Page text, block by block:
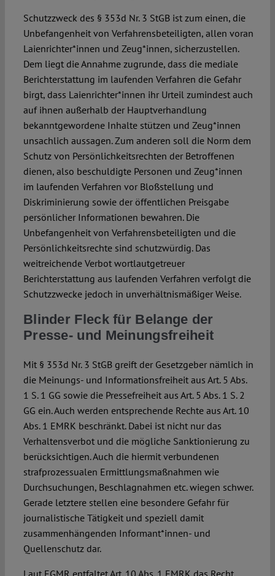
Schutzzweck des § 353d Nr. 3 StGB ist zum einen, die
Unbefangenheit von Verfahrensbeteiligten, allen voran
Laienrichter*innen und Zeug*innen, sicherzustellen.
Dem liegt die Annahme zugrunde, dass die mediale
Berichterstattung im laufenden Verfahren die Gefahr
birgt, dass Laienrichter*innen ihr Urteil zumindest auch
auf ihnen außerhalb der Hauptverhandlung
bekanntgewordene Inhalte stützen und Zeug*innen
unsachlich aussagen. Zum anderen soll die Norm dem
Schutz von Persönlichkeitsrechten der Betroffenen
dienen, also beschuldigte Personen und Zeug*innen
im laufenden Verfahren vor Bloßstellung und
Diskriminierung sowie der öffentlichen Preisgabe
persönlicher Informationen bewahren. Die
Unbefangenheit von Verfahrensbeteiligten und die
Persönlichkeitsrechte sind schutzwürdig. Das
weitreichende Verbot wortlautgetreuer
Berichterstattung aus laufenden Verfahren verfolgt die
Schutzzwecke jedoch in unverhältnismäßiger Weise.
Blinder Fleck für Belange der
Presse- und Meinungsfreiheit
Mit § 353d Nr. 3 StGB greift der Gesetzgeber nämlich in
die Meinungs- und Informationsfreiheit aus Art. 5 Abs.
1 S. 1 GG sowie die Pressefreiheit aus Art. 5 Abs. 1 S. 2
GG ein. Auch werden entsprechende Rechte aus Art. 10
Abs. 1 EMRK beschränkt. Dabei ist nicht nur das
Verhaltensverbot und die mögliche Sanktionierung zu
berücksichtigen. Auch die hiermit verbundenen
strafprozessualen Ermittlungsmaßnahmen wie
Durchsuchungen, Beschlagnahmen etc. wiegen schwer.
Gerade letztere stellen eine besondere Gefahr für
journalistische Tätigkeit und speziell damit
zusammenhängenden Informant*innen- und
Quellenschutz dar.
Laut EGMR entfaltet Art. 10 Abs. 1 EMRK das Recht,